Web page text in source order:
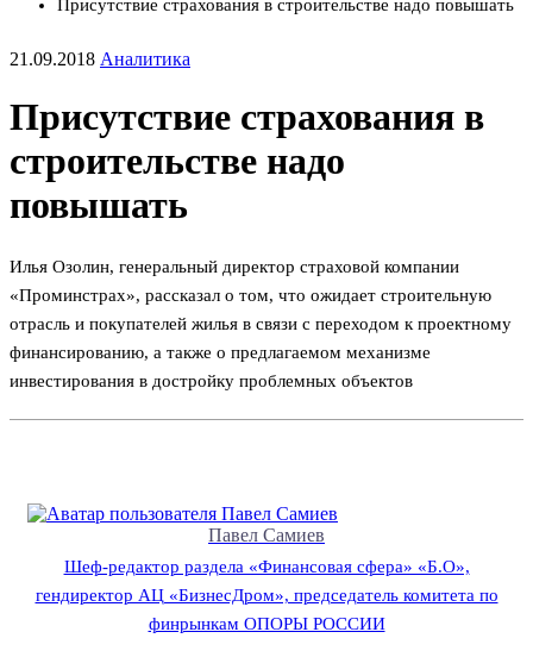
Присутствие страхования в строительстве надо повышать
21.09.2018 Аналитика
Присутствие страхования в
строительстве надо
повышать
Илья Озолин, генеральный директор страховой компании
«Проминстрах», рассказал о том, что ожидает строительную
отрасль и покупателей жилья в связи с переходом к проектному
финансированию, а также о предлагаемом механизме
инвестирования в достройку проблемных объектов
Павел Самиев
Шеф-редактор раздела «Финансовая сфера» «Б.О»,
гендиректор АЦ «БизнесДром», председатель комитета по
финрынкам ОПОРЫ РОССИИ